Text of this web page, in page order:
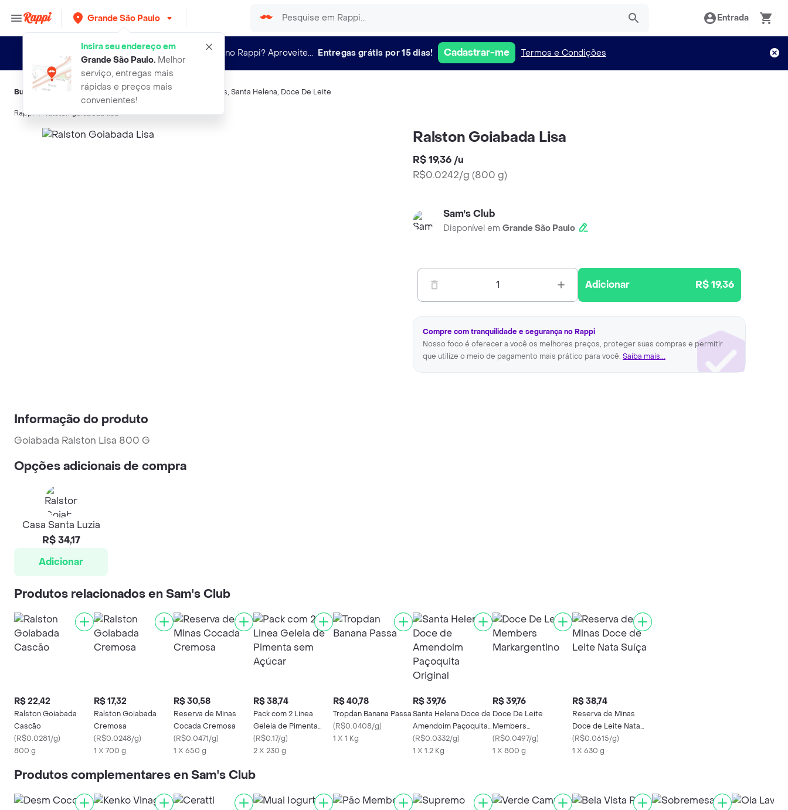
Grande São Paulo
Insira seu endereço em
Grande São Paulo.Melhor
serviço, entregas mais
rápidas e preços mais
convenientes!
Entrada
Novo no Rappi? Aproveite... Entregas grátis por 15 dias! Cadastrar-me Termos e Condições
Buscas relacionadas:Doce típico ,Ralston,Reserva de Minas, Santa Helena, Doce De Leite
Rappi ralston goiabada lisa
Ralston Goiabada Lisa
R$ 19,36 /u
R$0.0242/g (800 g)
Sam's Club
Disponível em Grande São Paulo
1 Adicionar R$ 19,36
Compre com tranquilidade e segurança no Rappi
Nosso foco é oferecer a você os melhores preços, proteger suas compras e permitir
que utilize o meio de pagamento mais prático para você. Saiba mais...
Informação do produto
Goiabada Ralston Lisa 800 G
Opções adicionais de compra
Casa Santa Luzia
R$ 34,17
Adicionar
Produtos relacionados en Sam's Club
R$ 22,42
Ralston Goiabada
Cascão
(R$0.0281/g)
800 g
R$ 17,32
Ralston Goiabada
Cremosa
(R$0.0248/g)
1 X 700 g
R$ 30,58
Reserva de Minas
Cocada Cremosa
(R$0.0471/g)
1 X 650 g
R$ 38,74
Pack com 2 Linea
Geleia de Pimenta
sem Açúcar
(R$0.17/g)
2 X 230 g
R$ 40,78
Tropdan Banana Passa
(R$0.0408/g)
1 X 1 Kg
R$ 39,76
Santa Helena Doce de
Amendoim Paçoquita
Original
(R$0.0332/g)
1 X 1.2 Kg
R$ 39,76
Doce De Leite
Members
Markargentino
(R$0.0497/g)
1 X 800 g
R$ 38,74
Reserva de Minas
Doce de Leite Nata
Suíça
(R$0.0615/g)
1 X 630 g
Produtos complementares en Sam's Club